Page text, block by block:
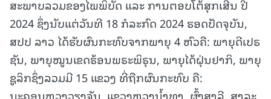
ສະພາບລວມຂອງໄພພິບັດ ແລະ ການຕອບໂຕ້ສຸກເສີນ ປີ
2024 ຊຶ່ງນັບແຕ່ວັນທີ 18 ກໍລະກົດ 2024 ຮອດປັດຈຸບັນ,
ສປປ ລາວ ໄດ້ຮັບຜົນກະທົບຈາກພາຍຸ 4 ຫົວຄື: ພາຍຸດີເປຣ
ຊັນ, ພາຍຸໝູນເຂດຮ້ອນພຣະພິຣຸນ, ພາຍຸໄດ້ຝຸ່ນຢາກິ, ພາຍຸ
ຊູລິກຊຶ່ງລວມມີ 15 ແຂວງ ທີ່ຖືກຜົນກະທົບ ຄື:
ນະຄອນຫຼວງວຽງຈັນ, ແຂວງຫຼວງນໍ້າທາ, ຜົ້ງສາລີ, ສາລະ